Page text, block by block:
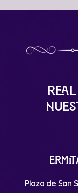
Plaza de San